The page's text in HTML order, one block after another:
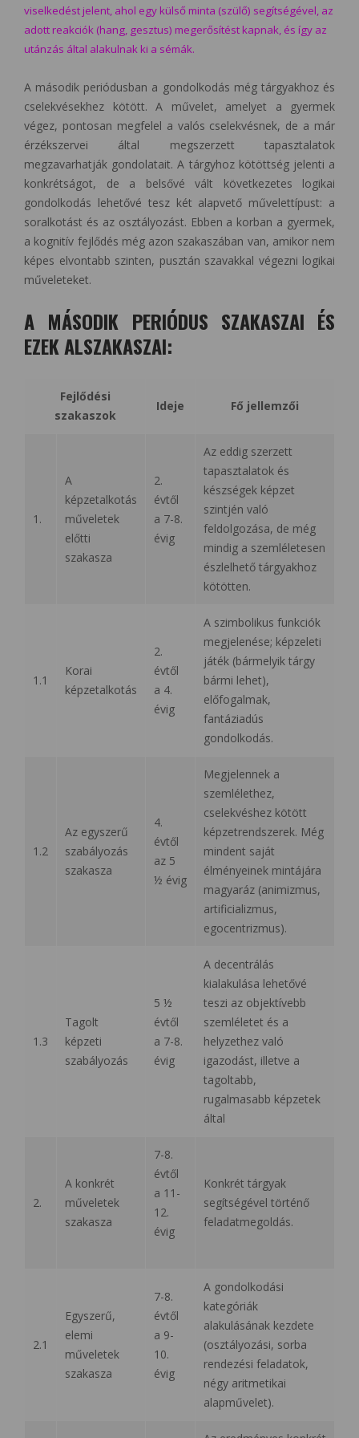
viselkedést jelent, ahol egy külső minta (szülő) segítségével, az
adott reakciók (hang, gesztus) megerősítést kapnak, és így az
utánzás által alakulnak ki a sémák.
A második periódusban a gondolkodás még tárgyakhoz és
cselekvésekhez kötött. A művelet, amelyet a gyermek
végez, pontosan megfelel a valós cselekvésnek, de a már
érzékszervei által megszerzett tapasztalatok
megzavarhatják gondolatait. A tárgyhoz kötöttség jelenti a
konkrétságot, de a belsővé vált következetes logikai
gondolkodás lehetővé tesz két alapvető művelettípust: a
soralkotást és az osztályozást. Ebben a korban a gyermek,
a kognitív fejlődés még azon szakaszában van, amikor nem
képes elvontabb szinten, pusztán szavakkal végezni logikai
műveleteket.
A MÁSODIK PERIÓDUS SZAKASZAI ÉS
EZEK ALSZAKASZAI:
Fejlődési
szakaszok
Ideje Fő jellemzői
1.
A
képzetalkotás
műveletek
előtti
szakasza
2.
évtől
a 7-8.
évig
Az eddig szerzett
tapasztalatok és
készségek képzet
szintjén való
feldolgozása, de még
mindig a szemléletesen
észlelhető tárgyakhoz
kötötten.
1.1
Korai
képzetalkotás
2.
évtől
a 4.
évig
A szimbolikus funkciók
megjelenése; képzeleti
játék (bármelyik tárgy
bármi lehet),
előfogalmak,
fantáziadús
gondolkodás.
1.2
Az egyszerű
szabályozás
szakasza
4.
évtől
az 5
½ évig
Megjelennek a
szemlélethez,
cselekvéshez kötött
képzetrendszerek. Még
mindent saját
élményeinek mintájára
magyaráz (animizmus,
artificializmus,
egocentrizmus).
1.3
Tagolt
képzeti
szabályozás
5 ½
évtől
a 7-8.
évig
A decentrálás
kialakulása lehetővé
teszi az objektívebb
szemléletet és a
helyzethez való
igazodást, illetve a
tagoltabb,
rugalmasabb képzetek
által
2.
A konkrét
műveletek
szakasza
7-8.
évtől
a 11-
12.
évig
Konkrét tárgyak
segítségével történő
feladatmegoldás.
2.1
Egyszerű,
elemi
műveletek
szakasza
7-8.
évtől
a 9-
10.
évig
A gondolkodási
kategóriák
alakulásának kezdete
(osztályozási, sorba
rendezési feladatok,
négy aritmetikai
alapművelet).